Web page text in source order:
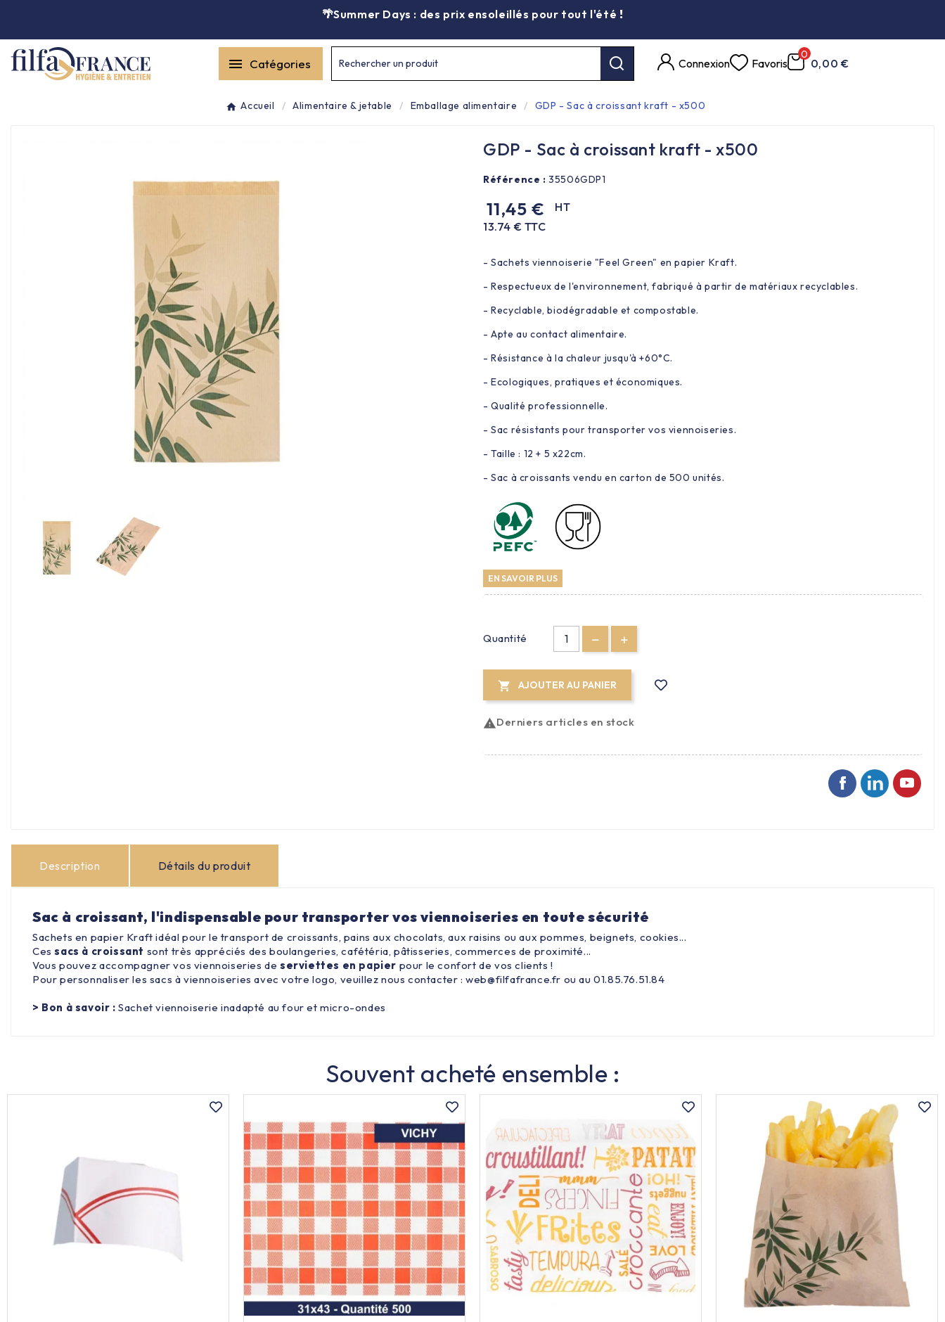
🌴Summer Days : des prix ensoleillés pour tout l'été !
 Catégories
Entretien général


Alimentaire & jetable 
Équipement cuisine pro 
Les nouveaux produits
Rechercher un produit Connexion Favoris
0
0,00 €
Accueil Alimentaire & jetable Emballage alimentaire GDP - Sac à croissant kraft - x500
GDP - Sac à croissant kraft - x500
Référence : 35506GDP1
11,45 €
HT
13.74 € TTC
- Sachets viennoiserie "Feel Green" en papier Kraft.
- Respectueux de l'environnement, fabriqué à partir de matériaux recyclables.
- Recyclable, biodégradable et compostable.
- Apte au contact alimentaire.
- Résistance à la chaleur jusqu'à +60°C.
- Ecologiques, pratiques et économiques.
- Qualité professionnelle.
- Sac résistants pour transporter vos viennoiseries.
- Taille : 12 + 5 x22cm.
- Sac à croissants vendu en carton de 500 unités.
EN SAVOIR PLUS
Quantité
 AJOUTER AU PANIER
Derniers articles en stock
Description Détails du produit
Sac à croissant, l'indispensable pour transporter vos viennoiseries en toute sécurité
Sachets en papier Kraft idéal pour le transport de croissants, pains aux chocolats, aux raisins ou aux pommes, beignets, cookies...
Cessacs à croissant sont très appréciés des boulangeries, cafétéria, pâtisseries, commerces de proximité...
Vous pouvez accompagner vos viennoiseries de serviettes en papier pour le confort de vos clients !
Pour personnaliser les sacs à viennoiseries avec votre logo, veuillez nous contacter : web@filfafrance.fr ou au 01.85.76.51.84
> Bon à savoir : Sachet viennoiserie inadapté au four et micro-ondes
Souvent acheté ensemble :